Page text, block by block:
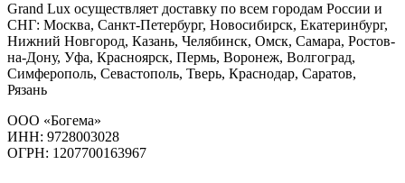
Grand Lux осуществляет доставку по всем городам России и
СНГ: Москва, Санкт-Петербург, Новосибирск, Екатеринбург,
Нижний Новгород, Казань, Челябинск, Омск, Самара, Ростов-
на-Дону, Уфа, Красноярск, Пермь, Воронеж, Волгоград,
Симферополь, Севастополь, Тверь, Краснодар, Саратов,
Рязань
ООО «Богема»
ИНН: 9728003028
ОГРН: 1207700163967